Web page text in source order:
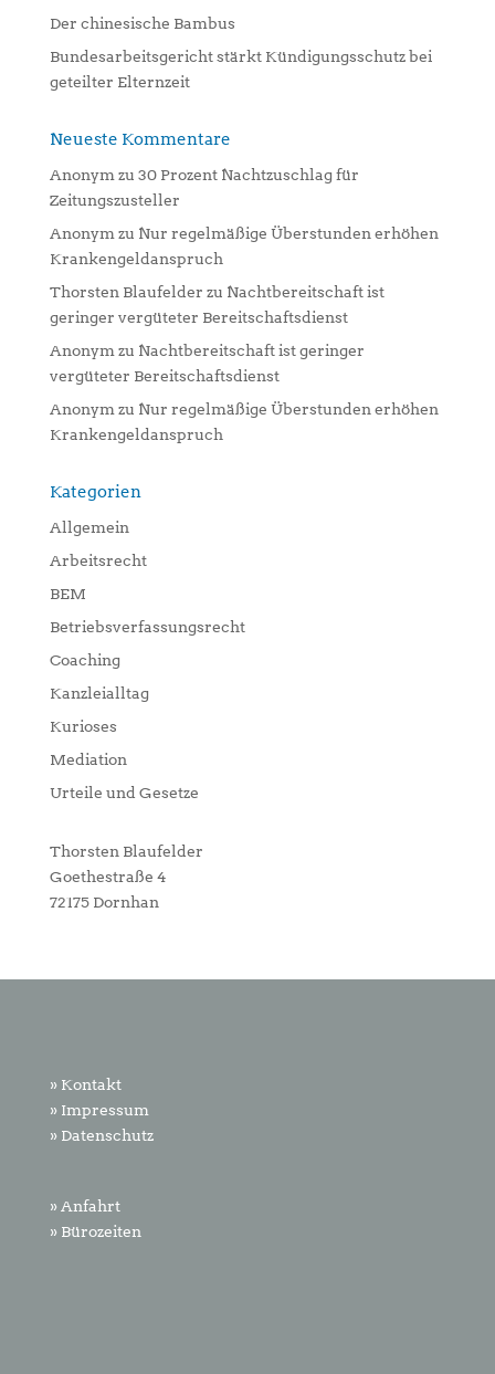
Der chinesische Bambus
Bundesarbeitsgericht stärkt Kündigungsschutz bei
geteilter Elternzeit
Neueste Kommentare
Anonym zu 30 Prozent Nachtzuschlag für
Zeitungszusteller
Anonym zu Nur regelmäßige Überstunden erhöhen
Krankengeldanspruch
Thorsten Blaufelder zu Nachtbereitschaft ist
geringer vergüteter Bereitschaftsdienst
Anonym zu Nachtbereitschaft ist geringer
vergüteter Bereitschaftsdienst
Anonym zu Nur regelmäßige Überstunden erhöhen
Krankengeldanspruch
Kategorien
Allgemein
Arbeitsrecht
BEM
Betriebsverfassungsrecht
Coaching
Kanzleialltag
Kurioses
Mediation
Urteile und Gesetze
Thorsten Blaufelder
Goethestraße 4
72175 Dornhan
» Kontakt
» Impressum
» Datenschutz
» Anfahrt
» Bürozeiten